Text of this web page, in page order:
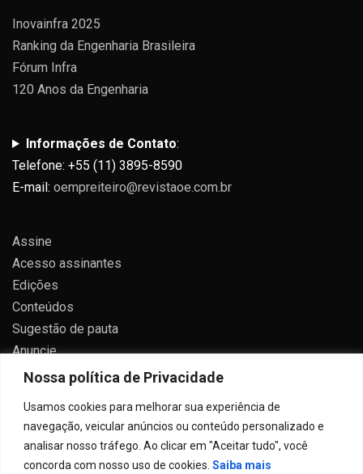
Nossa política de Privacidade
Usamos cookies para melhorar sua experiência de
navegação, veicular anúncios ou conteúdo personalizado e
analisar nosso tráfego. Ao clicar em "Aceitar tudo", você
concorda com nosso uso de cookies. Saiba mais
Inovainfra 2025
Ranking da Engenharia Brasileira
Fórum Infra
120 Anos da Engenharia
Informações de Contato:
Telefone: +55 (11) 3895-8590
E-mail: oempreiteiro@revistaoe.com.br
Assine
Acesso assinantes
Edições
Conteúdos
Sugestão de pauta
Anuncie
Contato